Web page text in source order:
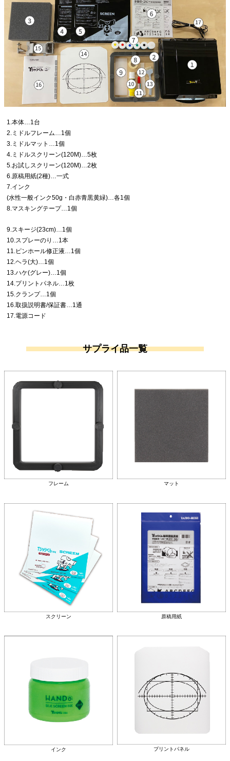
1.本体…1台
2.ミドルフレーム…1個
3.ミドルマット…1個
4.ミドルスクリーン(120M)…5枚
5.お試しスクリーン(120M)…2枚
6.原稿用紙(2種)…一式
7.インク
(水性一般インク50g・白赤青黒黄緑)…各1個
8.マスキングテープ…1個
9.スキージ(23cm)…1個
10.スプレーのり…1本
11.ピンホール修正液…1個
12.ヘラ(大)…1個
13.ハケ(グレー)…1個
14.プリントパネル…1枚
15.クランプ…1個
16.取扱説明書/保証書…1通
17.電源コード
サプライ品一覧
フレーム マット
スクリーン 原稿用紙
インク プリントパネル